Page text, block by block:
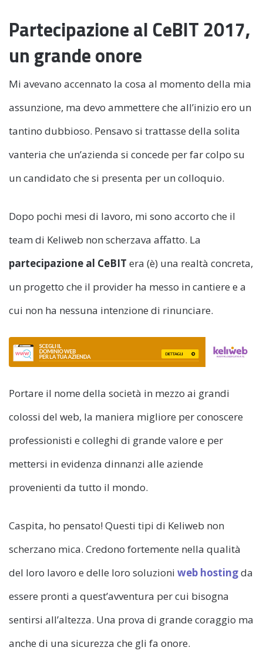
Partecipazione al CeBIT 2017,
un grande onore
Mi avevano accennato la cosa al momento della mia
assunzione, ma devo ammettere che all’inizio ero un
tantino dubbioso. Pensavo si trattasse della solita
vanteria che un’azienda si concede per far colpo su
un candidato che si presenta per un colloquio.
Dopo pochi mesi di lavoro, mi sono accorto che il
team di Keliweb non scherzava affatto. La
partecipazione al CeBIT era (è) una realtà concreta,
un progetto che il provider ha messo in cantiere e a
cui non ha nessuna intenzione di rinunciare.
Portare il nome della società in mezzo ai grandi
colossi del web, la maniera migliore per conoscere
professionisti e colleghi di grande valore e per
mettersi in evidenza dinnanzi alle aziende
provenienti da tutto il mondo.
Caspita, ho pensato! Questi tipi di Keliweb non
scherzano mica. Credono fortemente nella qualità
del loro lavoro e delle loro soluzioni web hostingda
essere pronti a quest’avventura per cui bisogna
sentirsi all’altezza. Una prova di grande coraggio ma
anche di una sicurezza che gli fa onore.